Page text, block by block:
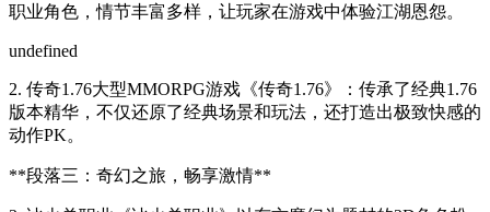
职业角色，情节丰富多样，让玩家在游戏中体验江湖恩怨。
undefined
2. 传奇1.76大型MMORPG游戏《传奇1.76》：传承了经典1.76
版本精华，不仅还原了经典场景和玩法，还打造出极致快感的
动作PK。
**段落三：奇幻之旅，畅享激情**